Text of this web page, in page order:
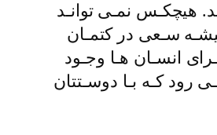
هیچکـس نمـی توانـد
سـعی در کتمـان
انسـان هـا وجـود
رود کـه بـا دوسـتتان